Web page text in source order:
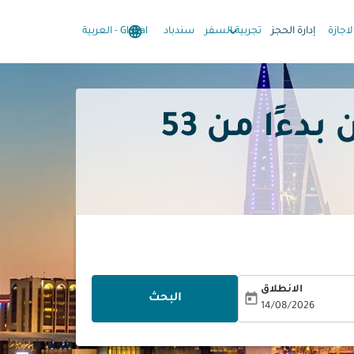
إدارة الحجز تجربية السفر
keyboard_arrow_down سندباد language
Global
- العربية keyboard_arrow_down
53
الانطلاق
14/08/2026
today البحث